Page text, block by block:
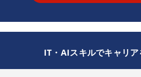
IT・AIスキルでキャリ